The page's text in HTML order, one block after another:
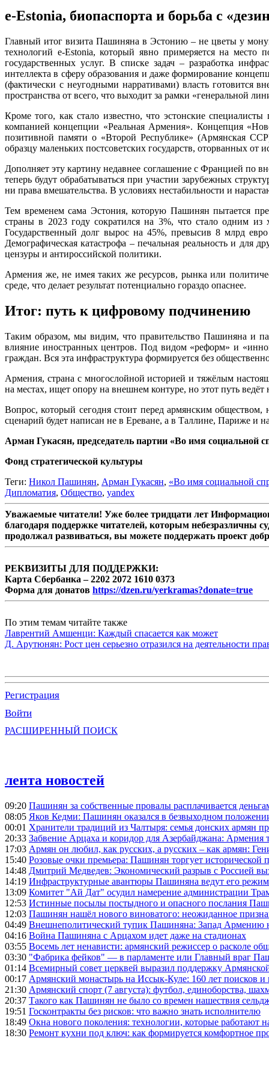
e-Estonia, биопаспорта и борьба с
Главный итог визита Пашиняна в Эстонию – не цветы у
технологий e-Estonia, который явно примеряется на
государственных услуг. В списке задач – разработка
интеллекта в сферу образования и даже формирование
(фактически с неугодными нарративами) власть готовится
пространства от всего, что выходит за рамки «генеральной
Кроме того, как стало известно, что эстонские
компанией концепции «Реальная Армения». Концепция
позитивной памяти о «Второй Республике» (Армянская
образцу маленьких постсоветских государств, оторванных
Дополняет эту картину недавнее соглашение с Францией по
теперь будут обрабатываться при участии зарубежных
ни права вмешательства. В условиях нестабильности и
Тем временем сама Эстония, которую Пашинян пытается
страны в 2023 году сократился на 3%, что стало одним
Государственный долг вырос на 45%, превысив 8 млрд
Демографическая катастрофа – печальная реальность и для
цензуры и антироссийской политики.
Армения же, не имея таких же ресурсов, рынка или
среде, что делает результат потенциально гораздо опаснее.
Итог: путь к цифровому подчинению
Таким образом, мы видим, что правительство Пашиняна и
влияние иностранных центров. Под видом «реформ» и
граждан. Вся эта инфраструктура формируется без
Армения, страна с многослойной историей и тяжёлым
на местах, ищет опору на внешнем контуре, но этот путь ведёт
Вопрос, который сегодня стоит перед армянским
сценарий будет написан не в Ереване, а в Таллине, Париже и
Арман Гукасян, председатель партии «Во имя социальной
Фонд стратегической культуры
Теги: Никол Пашинян, Арман Гукасян, «Во имя социальной
Дипломатия, Общество, yandex
Уважаемые читатели! Уже более тридцати лет
благодаря поддержке читателей, которым небезразличны
продолжал развиваться, вы можете поддержать проект
РЕКВИЗИТЫ ДЛЯ ПОДДЕРЖКИ:
Карта Сбербанка – 2202 2072 1610 0373
Форма для донатов https://dzen.ru/yerkramas?donate=true
По этим темам читайте также
Лаврентий Амшенци: Каждый спасается как может
Д. Арутюнян: Рост цен серьезно отразился на деятельности
Регистрация
Войти
РАСШИРЕННЫЙ ПОИСК
лента новостей
09:20 Пашинян за собственные провалы расплачивается
08:05 Яков Кедми: Пашинян оказался в безвыходном
00:01 Хранители традиций из Чалтыря: семья донских армян
20:33 Забвение Арцаха и коридор для Азербайджана: Армения
17:03 Армян он любил, как русских, а русских – как армян:
15:40 Розовые очки премьера: Пашинян торгует
14:48 Дмитрий Медведев: Экономический разрыв с Россией
14:19 Инфраструктурные авантюры Пашиняна ведут его режим
13:09 Комитет "Ай Дат" осудил намерение администрации
12:53 Истинные посылы постыдного и опасного послания
12:03 Пашинян нашёл нового виноватого: неожиданное
04:49 Внешнеполитический тупик Пашиняна: Запад Армению
04:16 Война Пашиняна с Арцахом идет даже на стадионах
03:55 Восемь лет ненависти: армянский режиссер о расколе
03:30 "Фабрика фейков" — в парламенте или Главный враг
01:14 Всемирный совет церквей выразил поддержку
00:17 Армянский монастырь на Иссык-Куле: 160 лет поисков и
21:30 Армянский спорт (7 августа): футбол, единоборства,
20:37 Такого как Пашинян не было со времен нашествия
19:51 Госконтракты без рисков: что важно знать исполнителю
18:49 Окна нового поколения: технологии, которые работают
18:30 Ремонт кухни под ключ: как формируется комфортное